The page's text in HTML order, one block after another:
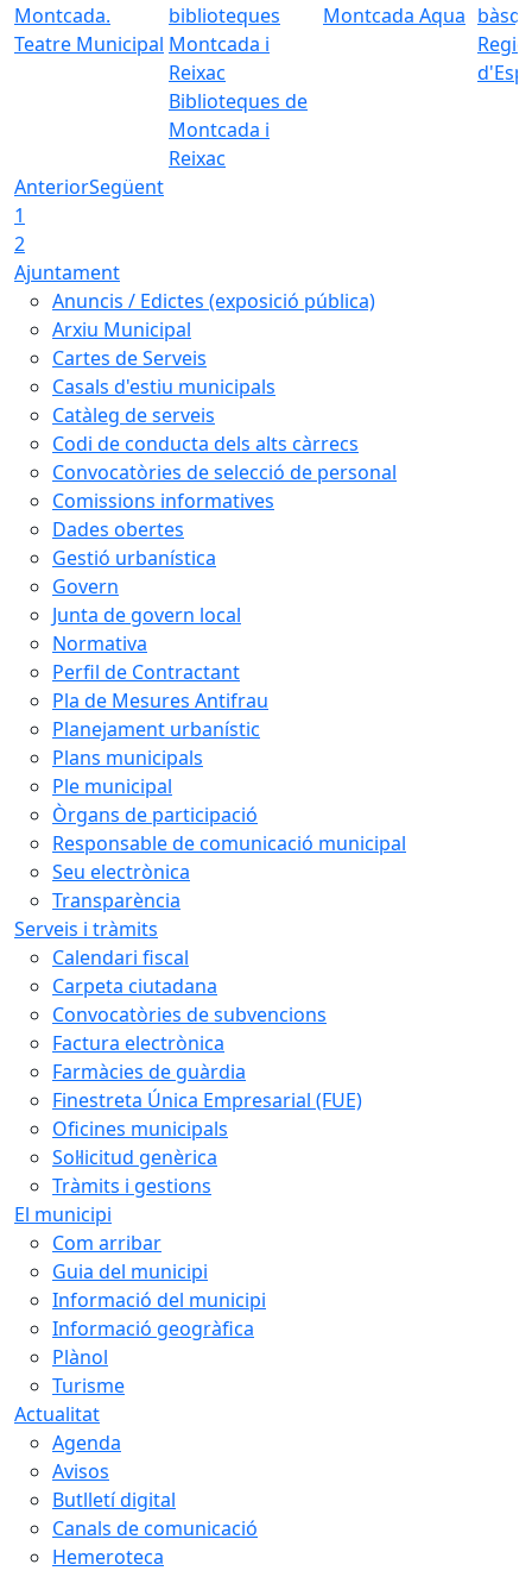
Teatre Municipal
Biblioteques de
Montcada i
Reixac
Montcada Aqua
AnteriorSegüent
1
2
Ajuntament
Anuncis / Edictes (exposició pública)
Arxiu Municipal
Cartes de Serveis
Casals d'estiu municipals
Catàleg de serveis
Codi de conducta dels alts càrrecs
Convocatòries de selecció de personal
Comissions informatives
Dades obertes
Gestió urbanística
Govern
Junta de govern local
Normativa
Perfil de Contractant
Pla de Mesures Antifrau
Planejament urbanístic
Plans municipals
Ple municipal
Òrgans de participació
Responsable de comunicació municipal
Seu electrònica
Transparència
Serveis i tràmits
Calendari fiscal
Carpeta ciutadana
Convocatòries de subvencions
Factura electrònica
Farmàcies de guàrdia
Finestreta Única Empresarial (FUE)
Oficines municipals
Sol·licitud genèrica
Tràmits i gestions
El municipi
Com arribar
Guia del municipi
Informació del municipi
Informació geogràfica
Plànol
Turisme
Actualitat
Agenda
Avisos
Butlletí digital
Canals de comunicació
Hemeroteca